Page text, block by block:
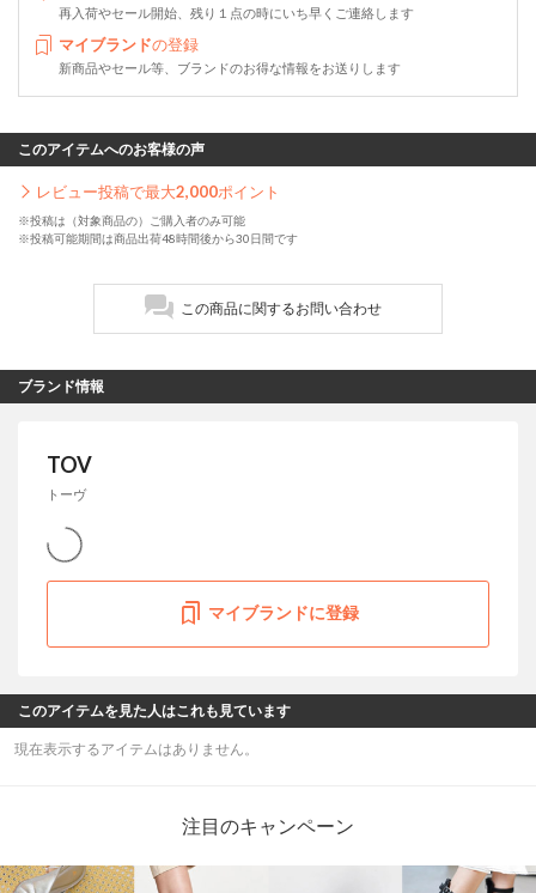
再入荷やセール開始、残り１点の時にいち早くご連絡します
マイブランドの登録
新商品やセール等、ブランドのお得な情報をお送りします
このアイテムへのお客様の声
レビュー投稿で最大2,000ポイント
※投稿は（対象商品の）ご購入者のみ可能
※投稿可能期間は商品出荷48時間後から30日間です
この商品に関するお問い合わせ
ブランド情報
TOV
トーヴ
マイブランドに登録
このアイテムを見た人はこれも見ています
現在表示するアイテムはありません。
注目のキャンペーン